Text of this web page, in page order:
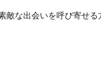
な出会いを呼び寄せる